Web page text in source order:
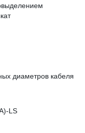
диаметров кабеля
LS